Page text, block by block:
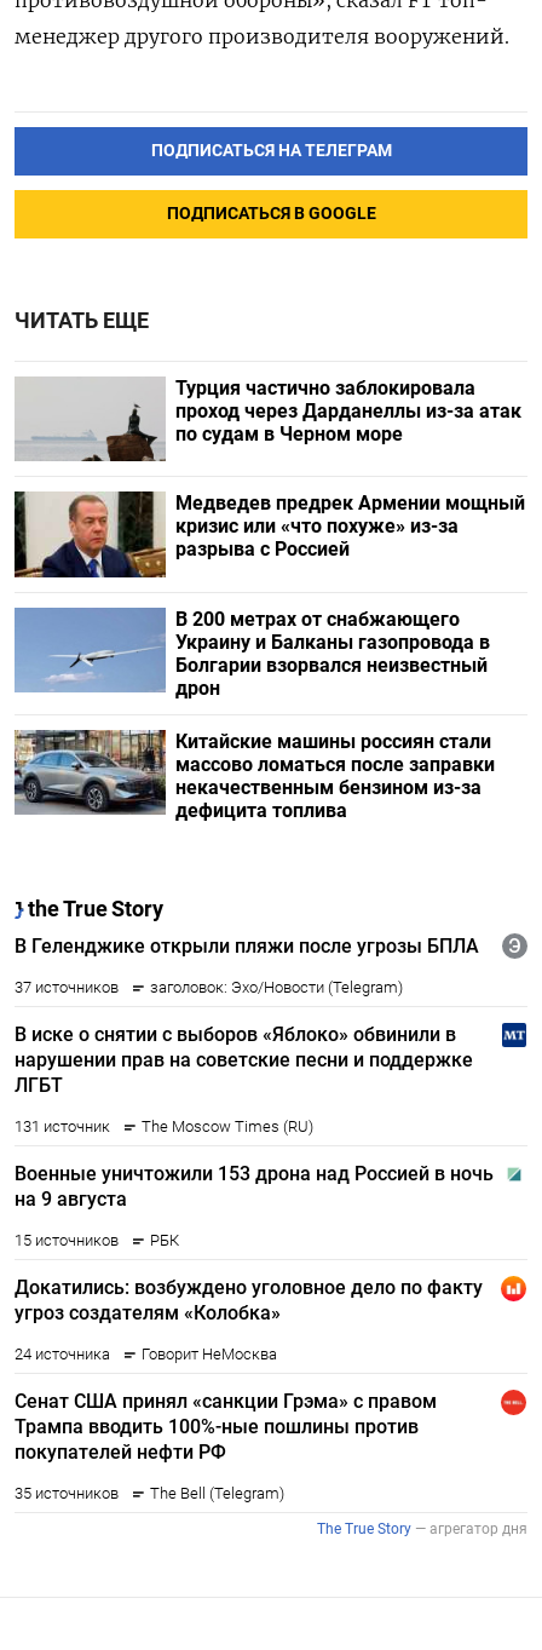
менеджер другого производителя вооружений.
ПОДПИСАТЬСЯ НА ТЕЛЕГРАМ
ПОДПИСАТЬСЯ В GOOGLE
ЧИТАТЬ ЕЩЕ
Турция частично заблокировала
проход через Дарданеллы из-за атак
по судам в Черном море
Медведев предрек Армении мощный
кризис или «что похуже» из-за
разрыва с Россией
В 200 метрах от снабжающего
Украину и Балканы газопровода в
Болгарии взорвался неизвестный
дрон
Китайские машины россиян стали
массово ломаться после заправки
некачественным бензином из-за
дефицита топлива